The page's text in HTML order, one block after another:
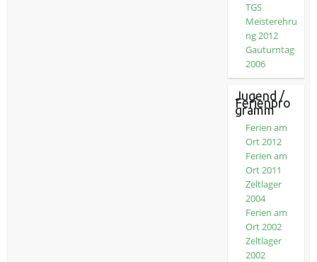
TGS
Meisterehru
ng 2012
Gauturntag
2006
Jugend /
Ferienpro
gramm
Ferien am
Ort 2012
Ferien am
Ort 2011
Zeltlager
2004
Ferien am
Ort 2002
Zeltlager
2002